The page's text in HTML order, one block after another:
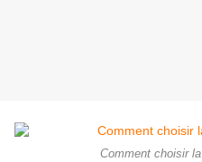
Comment choisir